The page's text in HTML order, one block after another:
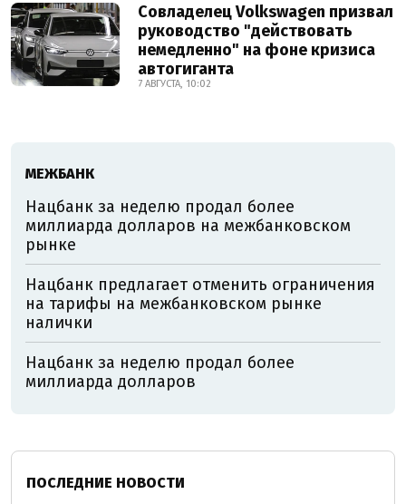
Совладелец Volkswagen призвал
руководство "действовать
немедленно" на фоне кризиса
автогиганта
7 АВГУСТА, 10:02
МЕЖБАНК
Нацбанк за неделю продал более
миллиарда долларов на межбанковском
рынке
Нацбанк предлагает отменить ограничения
на тарифы на межбанковском рынке
налички
Нацбанк за неделю продал более
миллиарда долларов
ПОСЛЕДНИЕ НОВОСТИ